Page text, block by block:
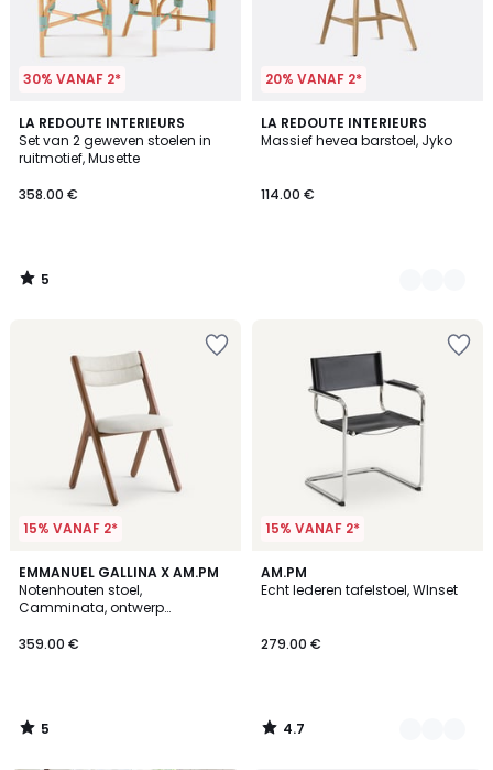
30% VANAF 2*
LA REDOUTE INTERIEURS
Set van 2 geweven stoelen in
ruitmotief, Musette
358.00 €
5
/
5
5
/
20% VANAF 2*
LA REDOUTE INTERIEURS
Massief hevea barstoel, Jyko
114.00 €
3
Kleuren
15% VANAF 2*
EMMANUEL GALLINA X AM.PM
Notenhouten stoel,
Camminata, ontwerp
359.00 €
5
/
5
5
/
15% VANAF 2*
AM.PM
Echt lederen tafelstoel, WInset
279.00 €
4.7
/ 5
2
Kleuren
4.7
/